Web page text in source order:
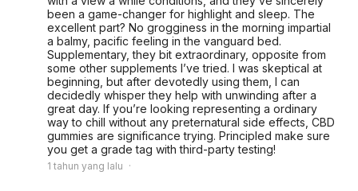
been a game-changer for highlight and sleep. The
excellent part? No grogginess in the morning impartial
a balmy, pacific feeling in the vanguard bed.
Supplementary, they bit extraordinary, opposite from
some other supplements I’ve tried. I was skeptical at
beginning, but after devotedly using them, I can
decidedly whisper they help with unwinding after a
great day. If you’re looking representing a ordinary
way to chill without any preternatural side effects, CBD
gummies are significance trying. Principled make sure
you get a grade tag with third-party testing!
1 tahun yang lalu